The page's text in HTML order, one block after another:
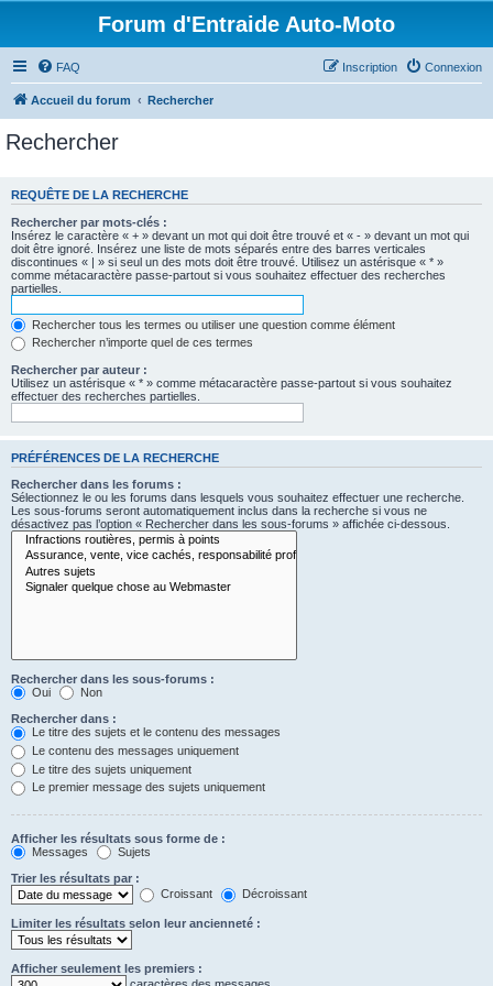
Forum d'Entraide Auto-Moto
FAQ Connexion
Inscription
Accueil du forum Rechercher
Rechercher
REQUÊTE DE LA RECHERCHE
Rechercher par mots-clés :
Insérez le caractère « + » devant un mot qui doit être trouvé et « - » devant un mot qui
doit être ignoré. Insérez une liste de mots séparés entre des barres verticales
discontinues « | » si seul un des mots doit être trouvé. Utilisez un astérisque « * »
comme métacaractère passe-partout si vous souhaitez effectuer des recherches
partielles.
Rechercher tous les termes ou utiliser une question comme élément
Rechercher n’importe quel de ces termes
Rechercher par auteur :
Utilisez un astérisque « * » comme métacaractère passe-partout si vous souhaitez
effectuer des recherches partielles.
PRÉFÉRENCES DE LA RECHERCHE
Rechercher dans les forums :
Sélectionnez le ou les forums dans lesquels vous souhaitez effectuer une recherche.
Les sous-forums seront automatiquement inclus dans la recherche si vous ne
désactivez pas l’option « Rechercher dans les sous-forums » affichée ci-dessous.
Rechercher dans les sous-forums :
Oui
Non
Rechercher dans :
Le titre des sujets et le contenu des messages
Le contenu des messages uniquement
Le titre des sujets uniquement
Le premier message des sujets uniquement
Afficher les résultats sous forme de :
Messages
Sujets
Trier les résultats par :
Croissant
Décroissant
Limiter les résultats selon leur ancienneté :
Afficher seulement les premiers :